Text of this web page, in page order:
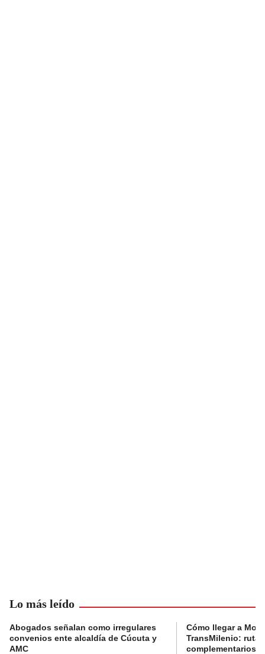
Lo más leído
Abogados señalan como irregulares
convenios ente alcaldía de Cúcuta y
AMC
Cómo llegar a
TransMilenio:
complementarios